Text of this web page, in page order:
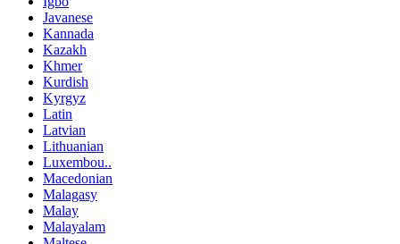
Javanese
Kannada
Kazakh
Khmer
Kurdish
Kyrgyz
Latin
Latvian
Lithuanian
Luxembou..
Macedonian
Malagasy
Malay
Malayalam